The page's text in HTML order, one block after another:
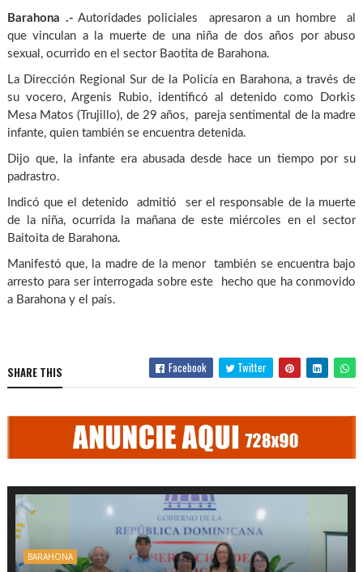
Barahona .- Autoridades policiales apresaron a un hombre al
que vinculan a la muerte de una niña de dos años por abuso
sexual, ocurrido en el sector Baotita de Barahona.
La Dirección Regional Sur de la Policía en Barahona, a través de
su vocero, Argenis Rubio, identificó al detenido como Dorkis
Mesa Matos (Trujillo), de 29 años, pareja sentimental de la madre
infante, quien también se encuentra detenida.
Dijo que, la infante era abusada desde hace un tiempo por su
padrastro.
Indicó que el detenido admitió ser el responsable de la muerte
de la niña, ocurrida la mañana de este miércoles en el sector
Baitoita de Barahona.
Manifestó que, la madre de la menor también se encuentra bajo
arresto para ser interrogada sobre este hecho que ha conmovido
a Barahona y el país.
SHARE THIS Facebook Twitter
BARAHONA